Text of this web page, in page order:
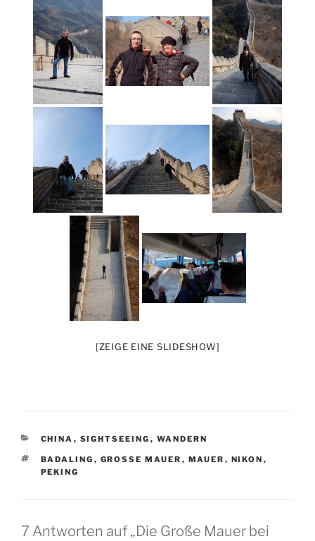
[ZEIGE EINE SLIDESHOW]
KATEGORIEN
CHINA , SIGHTSEEING , WANDERN
SCHLAGWÖRTER
BADALING , GROSSE MAUER , MAUER , NIKON ,
PEKING
7 Antworten auf „Die Große Mauer bei